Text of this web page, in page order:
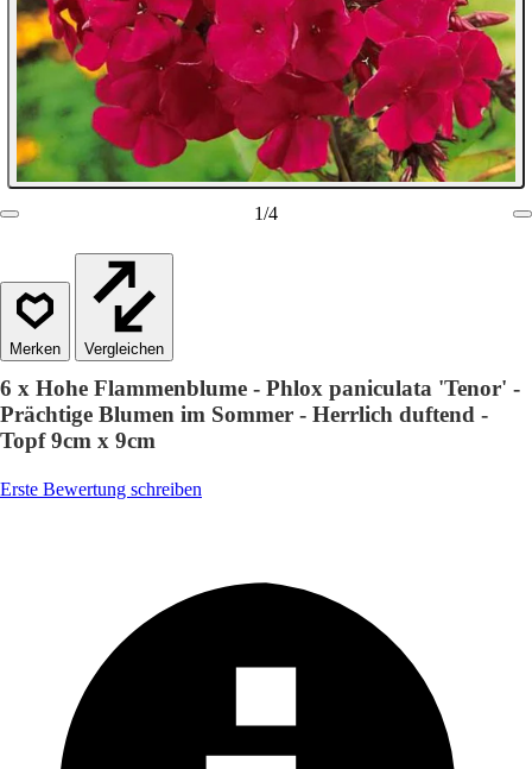
1/4
Vergleichen
6 x Hohe Flammenblume - Phlox paniculata 'Tenor' -
Prächtige Blumen im Sommer - Herrlich duftend -
Topf 9cm x 9cm
Erste Bewertung schreiben